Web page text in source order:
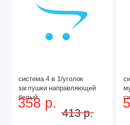
система 4 в 1/уголок
заглушки направляющей
белый
358 р.
413 р.
/